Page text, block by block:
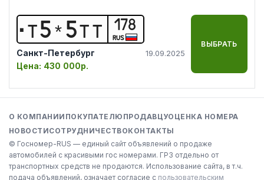
Т5 * 5ТТ 178
RUS
Санкт-Петербург 19.09.2025
Цена: 430 000р.
ВЫБРАТЬ
© Госномер-RUS — единый сайт объявлений о продаже
автомобилей с красивыми гос номерами. ГРЗ отдельно от
транспортных средств не продаются. Использование сайта, в т.ч.
подача объявлений, означает согласие с пользовательским
О КОМПАНИИ ПОКУПАТЕЛЮ ПРОДАВЦУОЦЕНКА НОМЕРА
НОВОСТИСОТРУДНИЧЕСТВОКОНТАКТЫ